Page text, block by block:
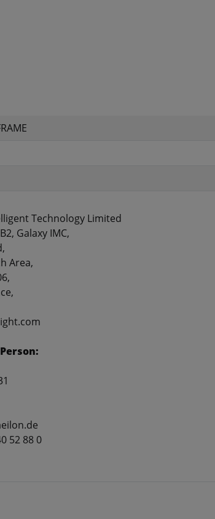
Technology Limited
Galaxy IMC,
Area,
52 88 0